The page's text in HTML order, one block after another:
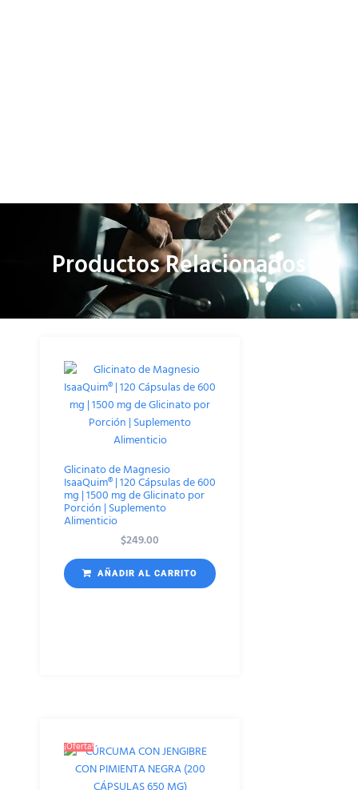
Productos Relacionados
Glicinato de Magnesio
IsaaQuim® | 120 Cápsulas de 600
mg | 1500 mg de Glicinato por
Porción | Suplemento
Alimenticio
$249.00
AÑADIR AL CARRITO
¡Oferta!